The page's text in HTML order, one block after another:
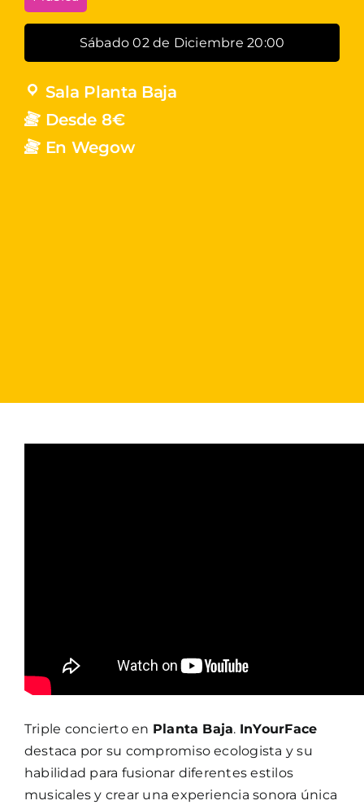
Sábado 02 de Diciembre 20:00
Sala Planta Baja
Desde 8€
En Wegow
Triple concierto en Planta Baja. InYourFace
destaca por su compromiso ecologista y su
habilidad para fusionar diferentes estilos
musicales y crear una experiencia sonora única